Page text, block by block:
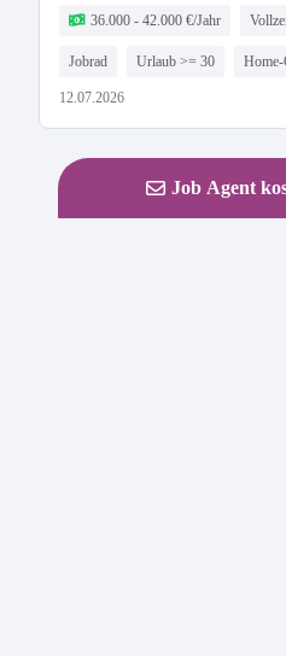
36.000 - 42.000 €/Jahr
Jobrad Urlaub >= 30
12.07.2026
Job Agent